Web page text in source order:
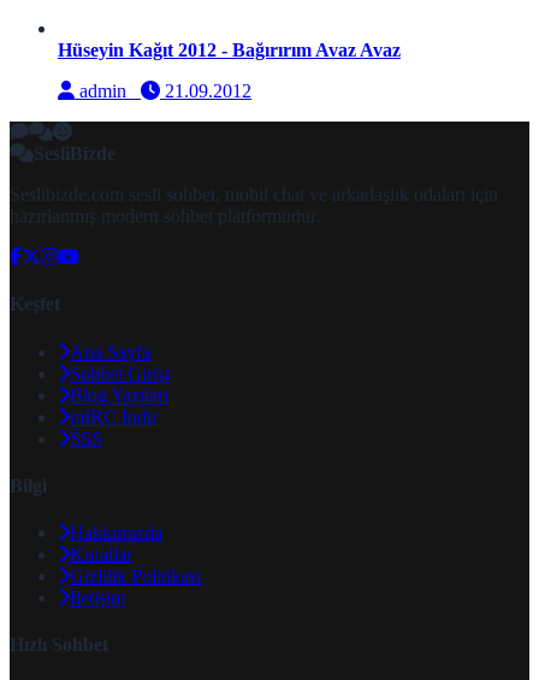
Hüseyin Kağıt 2012 - Bağırırım Avaz Avaz
admin
21.09.2012
SesliBizde
Seslibizde.com sesli sohbet, mobil chat ve arkadaşlık odaları için
hazırlanmış modern sohbet platformudur.
Keşfet
Ana Sayfa
Sohbet Girişi
Blog Yazıları
mIRC İndir
SSS
Bilgi
Hakkımızda
Kurallar
Gizlilik Politikası
İletişim
Hızlı Sohbet